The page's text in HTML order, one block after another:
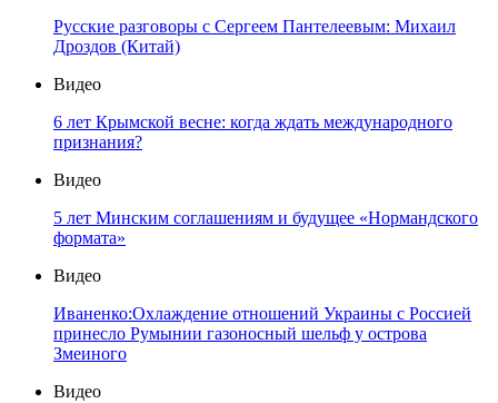
Русские разговоры с Сергеем Пантелеевым: Михаил
Дроздов (Китай)
Видео
6 лет Крымской весне: когда ждать международного
признания?
Видео
5 лет Минским соглашениям и будущее «Нормандского
формата»
Видео
Иваненко:Охлаждение отношений Украины с Россией
принесло Румынии газоносный шельф у острова
Змеиного
Видео